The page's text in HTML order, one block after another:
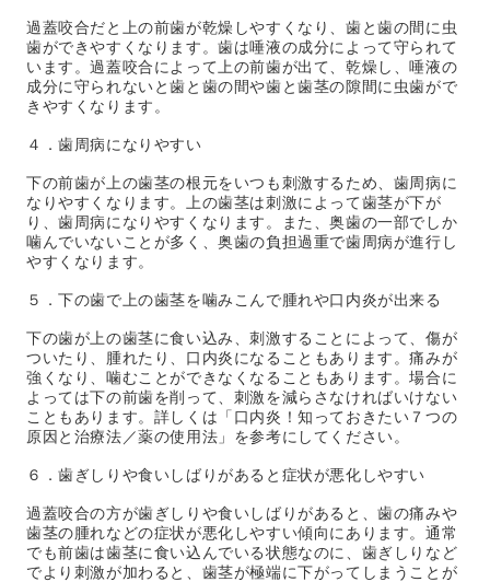
過蓋咬合だと上の前歯が乾燥しやすくなり、歯と歯の間に虫
歯ができやすくなります。歯は唾液の成分によって守られて
います。過蓋咬合によって上の前歯が出て、乾燥し、唾液の
成分に守られないと歯と歯の間や歯と歯茎の隙間に虫歯がで
きやすくなります。
４．歯周病になりやすい
下の前歯が上の歯茎の根元をいつも刺激するため、歯周病に
なりやすくなります。上の歯茎は刺激によって歯茎が下が
り、歯周病になりやすくなります。また、奥歯の一部でしか
噛んでいないことが多く、奥歯の負担過重で歯周病が進行し
やすくなります。
５．下の歯で上の歯茎を噛みこんで腫れや口内炎が出来る
下の歯が上の歯茎に食い込み、刺激することによって、傷が
ついたり、腫れたり、口内炎になることもあります。痛みが
強くなり、噛むことができなくなることもあります。場合に
よっては下の前歯を削って、刺激を減らさなければいけない
こともあります。詳しくは「口内炎！知っておきたい７つの
原因と治療法／薬の使用法」を参考にしてください。
６．歯ぎしりや食いしばりがあると症状が悪化しやすい
過蓋咬合の方が歯ぎしりや食いしばりがあると、歯の痛みや
歯茎の腫れなどの症状が悪化しやすい傾向にあります。通常
でも前歯は歯茎に食い込んでいる状態なのに、歯ぎしりなど
でより刺激が加わると、歯茎が極端に下がってしまうことが